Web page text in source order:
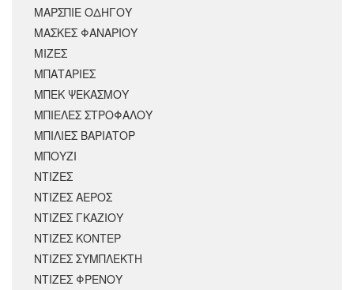
ΜΑΡΣΠΙΕ ΟΔΗΓΟΥ
ΜΑΣΚΕΣ ΦΑΝΑΡΙΟΥ
ΜΙΖΕΣ
ΜΠΑΤΑΡΙΕΣ
ΜΠΕΚ ΨΕΚΑΣΜΟΥ
ΜΠΙΕΛΕΣ ΣΤΡΟΦΑΛΟΥ
ΜΠΙΛΙΕΣ ΒΑΡΙΑΤΟΡ
ΜΠΟΥΖΙ
ΝΤΙΖΕΣ
ΝΤΙΖΕΣ ΑΕΡΟΣ
ΝΤΙΖΕΣ ΓΚΑΖΙΟΥ
ΝΤΙΖΕΣ ΚΟΝΤΕΡ
ΝΤΙΖΕΣ ΣΥΜΠΛΕΚΤΗ
ΝΤΙΖΕΣ ΦΡΕΝΟΥ